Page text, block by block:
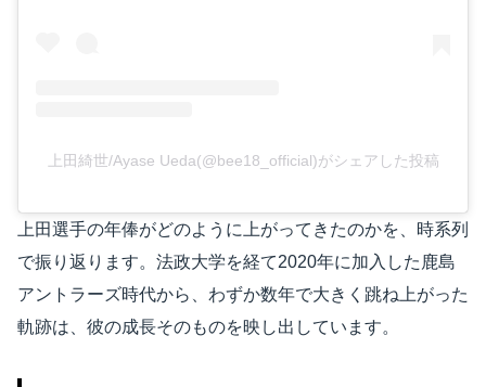
上田綺世/Ayase Ueda(@bee18_official)がシェアした投稿
上田選手の年俸がどのように上がってきたのかを、時系列
で振り返ります。法政大学を経て2020年に加入した鹿島
アントラーズ時代から、わずか数年で大きく跳ね上がった
軌跡は、彼の成長そのものを映し出しています。